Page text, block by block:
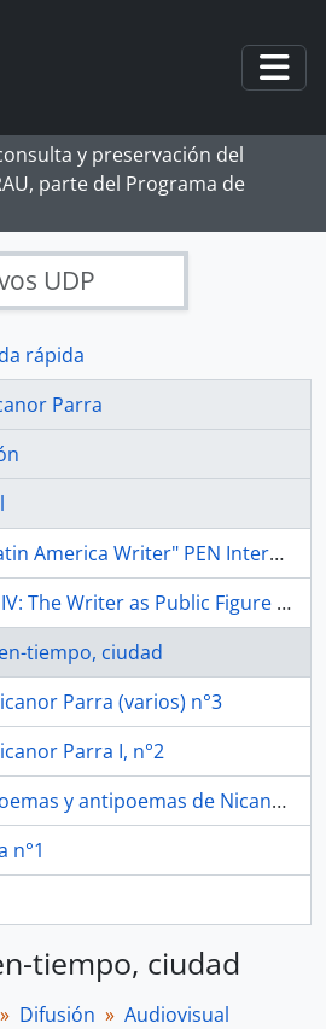
y preservación del
parte del Programa de
UDP
rápida
Parra
Writer" PEN International Congress
as Public Figure (Session II)" PEN International Congress
tiempo, ciudad
Parra (varios) n°3
Parra I, n°2
y antipoemas de Nicanor Parra n°4
n°1
tiempo, ciudad
Difusión
Audiovisual